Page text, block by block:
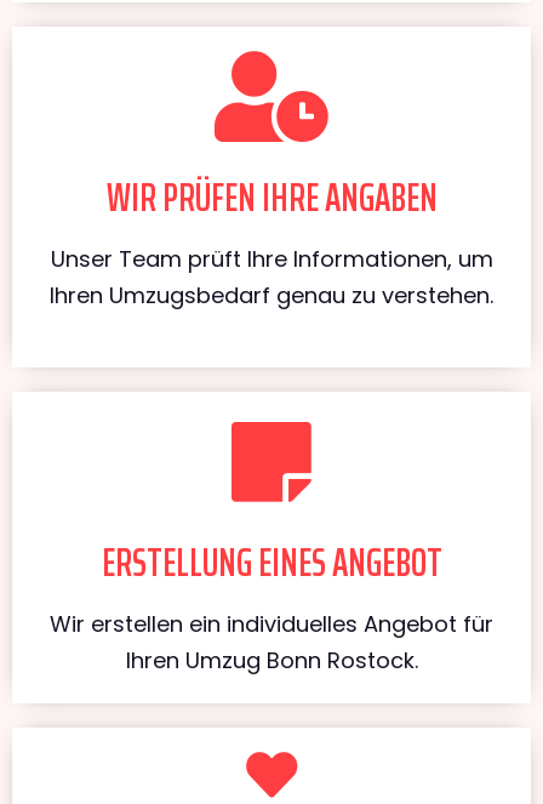
WIR PRÜFEN IHRE ANGABEN
Unser Team prüft Ihre Informationen, um
Ihren Umzugsbedarf genau zu verstehen.
ERSTELLUNG EINES ANGEBOT
Wir erstellen ein individuelles Angebot für
Ihren Umzug Bonn Rostock.